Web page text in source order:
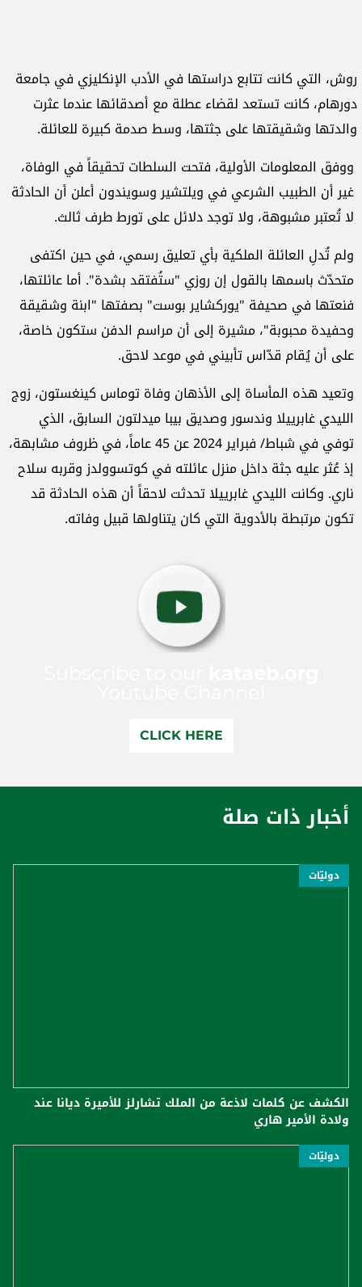
روش، التي كانت تتابع دراستها في الأدب الإنكليزي في جامعة
دورهام، كانت تستعد لقضاء عطلة مع أصدقائها عندما عثرت
والدتها وشقيقتها على جثتها، وسط صدمة كبيرة للعائلة.
ووفق المعلومات الأولية، فتحت السلطات تحقيقاً في الوفاة،
غير أن الطبيب الشرعي في ويلتشير وسويندون أعلن أن الحادثة
لا تُعتبر مشبوهة، ولا توجد دلائل على تورط طرف ثالث.
ولم تُدلِ العائلة الملكية بأي تعليق رسمي، في حين اكتفى
متحدّث باسمها بالقول إن روزي "ستُفتقد بشدة". أما عائلتها،
فنعتها في صحيفة "يوركشاير بوست" بصفتها "ابنة وشقيقة
وحفيدة محبوبة"، مشيرة إلى أن مراسم الدفن ستكون خاصة،
على أن يُقام قدّاس تأبيني في موعد لاحق.
وتعيد هذه المأساة إلى الأذهان وفاة توماس كينغستون، زوج
الليدي غابرييلا وندسور وصديق بيبا ميدلتون السابق، الذي
توفي في شباط/ فبراير 2024 عن 45 عاماً، في ظروف مشابهة،
إذ عُثر عليه جثة داخل منزل عائلته في كوتسوولدز وقربه سلاح
ناري. وكانت الليدي غابرييلا تحدثت لاحقاً أن هذه الحادثة قد
تكون مرتبطة بالأدوية التي كان يتناولها قبيل وفاته.
CLICK HERE
أخبار ذات صلة
دوليّات
الكشف عن كلمات لاذعة من الملك تشارلز للأميرة ديانا عند
ولادة الأمير هاري
دوليّات